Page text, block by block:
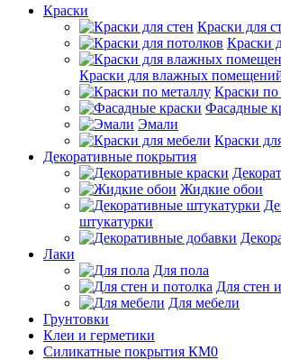
Краски
Краски для
Краски
Краски для влажных
Краски по
Фасадные
Эмали
Краски
Декоративные покрытия
Жидкие обои
штукатурки
Лаки
Для пола
Для стен
Для мебели
Грунтовки
Клеи и герметики
Силикатные покрытия КМ0